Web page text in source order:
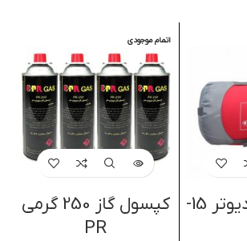
کیسه خواب دیوتر 15-
اتمام موجودی
کپسول گاز 250 گرمی
PR